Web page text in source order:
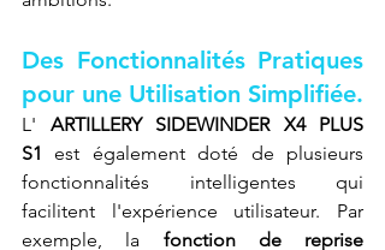
Des Fonctionnalités Pratiques
pour une Utilisation Simplifiée.
L' ARTILLERY SIDEWINDER X4 PLUS
S1
est également doté de plusieurs
fonctionnalités intelligentes qui
facilitent l'expérience utilisateur. Par
exemple, la fonction de reprise